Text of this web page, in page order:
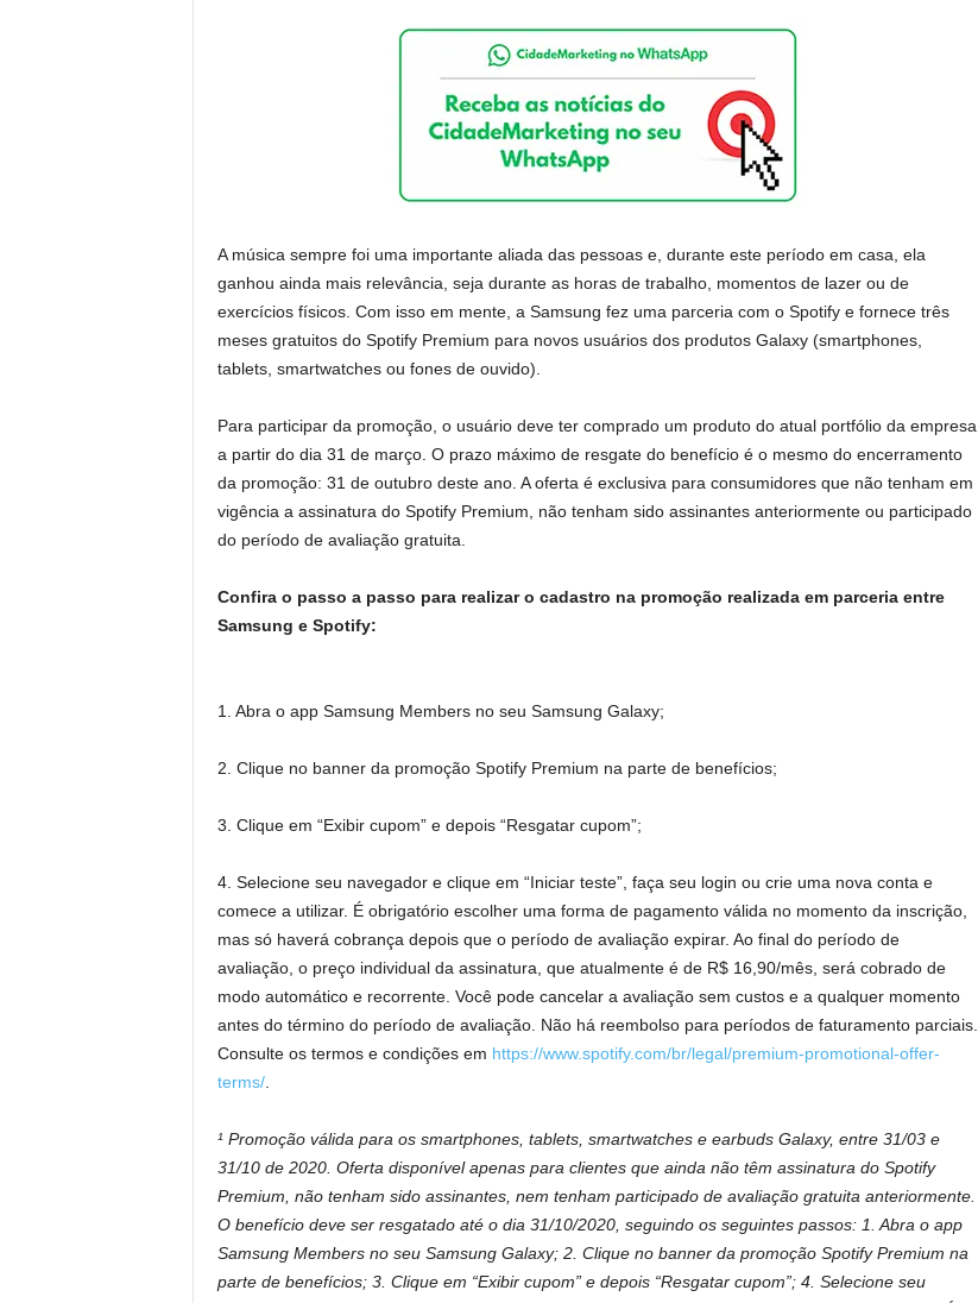
A música sempre foi uma importante aliada das pessoas e, durante este período em casa, ela
ganhou ainda mais relevância, seja durante as horas de trabalho, momentos de lazer ou de
exercícios físicos. Com isso em mente, a Samsung fez uma parceria com o Spotify e fornece três
meses gratuitos do Spotify Premium para novos usuários dos produtos Galaxy (smartphones,
tablets, smartwatches ou fones de ouvido).
Para participar da promoção, o usuário deve ter comprado um produto do atual portfólio da empresa
a partir do dia 31 de março. O prazo máximo de resgate do benefício é o mesmo do encerramento
da promoção: 31 de outubro deste ano. A oferta é exclusiva para consumidores que não tenham em
vigência a assinatura do Spotify Premium, não tenham sido assinantes anteriormente ou participado
do período de avaliação gratuita.
Confira o passo a passo para realizar o cadastro na promoção realizada em parceria entre
Samsung e Spotify:
1. Abra o app Samsung Members no seu Samsung Galaxy;
2. Clique no banner da promoção Spotify Premium na parte de benefícios;
3. Clique em “Exibir cupom” e depois “Resgatar cupom”;
4. Selecione seu navegador e clique em “Iniciar teste”, faça seu login ou crie uma nova conta e
comece a utilizar. É obrigatório escolher uma forma de pagamento válida no momento da inscrição,
mas só haverá cobrança depois que o período de avaliação expirar. Ao final do período de
avaliação, o preço individual da assinatura, que atualmente é de R$ 16,90/mês, será cobrado de
modo automático e recorrente. Você pode cancelar a avaliação sem custos e a qualquer momento
antes do término do período de avaliação. Não há reembolso para períodos de faturamento parciais.
Consulte os termos e condições em https://www.spotify.com/br/legal/premium-promotional-offer-
terms/.
¹ Promoção válida para os smartphones, tablets, smartwatches e earbuds Galaxy, entre 31/03 e
31/10 de 2020. Oferta disponível apenas para clientes que ainda não têm assinatura do Spotify
Premium, não tenham sido assinantes, nem tenham participado de avaliação gratuita anteriormente.
O benefício deve ser resgatado até o dia 31/10/2020, seguindo os seguintes passos: 1. Abra o app
Samsung Members no seu Samsung Galaxy; 2. Clique no banner da promoção Spotify Premium na
parte de benefícios; 3. Clique em “Exibir cupom” e depois “Resgatar cupom”; 4. Selecione seu